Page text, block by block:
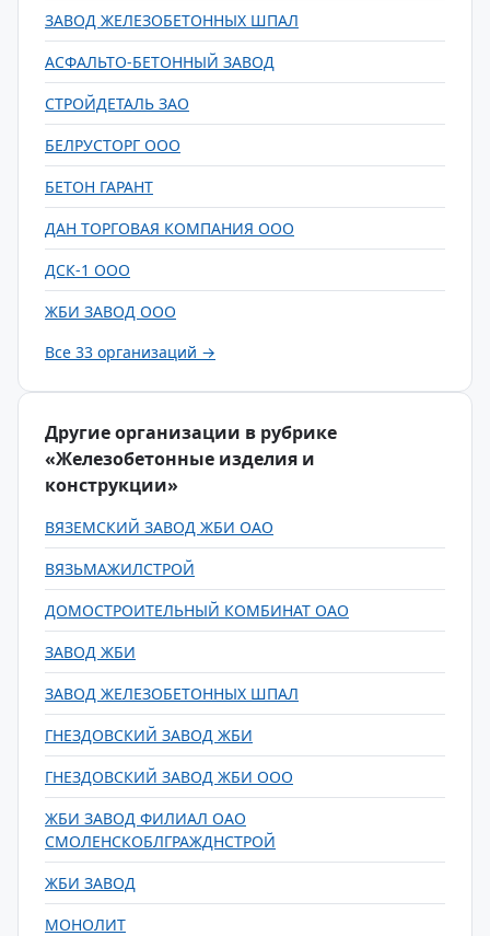
ЗАВОД ЖЕЛЕЗОБЕТОННЫХ ШПАЛ
АСФАЛЬТО-БЕТОННЫЙ ЗАВОД
СТРОЙДЕТАЛЬ ЗАО
БЕЛРУСТОРГ ООО
БЕТОН ГАРАНТ
ДАН ТОРГОВАЯ КОМПАНИЯ ООО
ДСК-1 ООО
ЖБИ ЗАВОД ООО
Все 33 организаций →
Другие организации в рубрике
«Железобетонные изделия и
конструкции»
ВЯЗЕМСКИЙ ЗАВОД ЖБИ ОАО
ВЯЗЬМАЖИЛСТРОЙ
ДОМОСТРОИТЕЛЬНЫЙ КОМБИНАТ ОАО
ЗАВОД ЖБИ
ЗАВОД ЖЕЛЕЗОБЕТОННЫХ ШПАЛ
ГНЕЗДОВСКИЙ ЗАВОД ЖБИ
ГНЕЗДОВСКИЙ ЗАВОД ЖБИ ООО
ЖБИ ЗАВОД ФИЛИАЛ ОАО
СМОЛЕНСКОБЛГРАЖДНСТРОЙ
ЖБИ ЗАВОД
МОНОЛИТ